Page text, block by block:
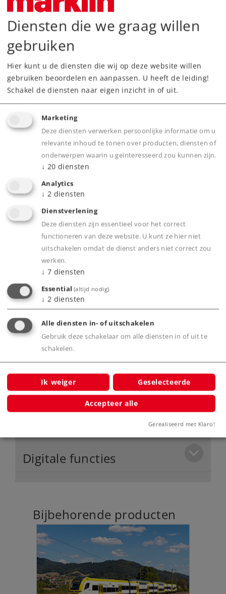
Onderdelen bestellen
Highlights
Volledig nieuw ontwerp in uiterst
gedetailleerde uitvoering.
Standaard voorzien van LED-binnenverlichting
Meerkleurige interieurs.
Verlichting van de bestemmingsaanwijzers
digitaal te bedienen.
Frontseinen in twee lichtsterktes schakelbaar.
Machinistencabine- en stuurtafelverlichting
digitaal schakelbaar.
Speelwereld mfx+ decoder met uitgebreide
licht- en geluidsfuncties.
Veel los gemonteerde details.
Product
Productinfo
Digitale functies
Bijbehorende producten
Diensten die we graag willen
gebruiken
Hier kunt u de diensten die wij op deze website willen
gebruiken beoordelen en aanpassen. U heeft de leiding!
Schakel de diensten naar eigen inzicht in of uit.
Marketing
Deze diensten verwerken persoonlijke informatie om u
relevante inhoud te tonen over producten, diensten of
onderwerpen waarin u geïnteresseerd zou kunnen zijn.
↓ 20 diensten
Analytics
↓ 2 diensten
Dienstverlening
Deze diensten zijn essentieel voor het correct
functioneren van deze website. U kunt ze hier niet
uitschakelen omdat de dienst anders niet correct zou
werken.
↓ 7 diensten
Essential (altijd nodig)
↓ 2 diensten
Alle diensten in- of uitschakelen
Gebruik deze schakelaar om alle diensten in of uit te
schakelen.
Ik weiger Geselecteerde
Accepteer alle
Gerealiseerd met Klaro!